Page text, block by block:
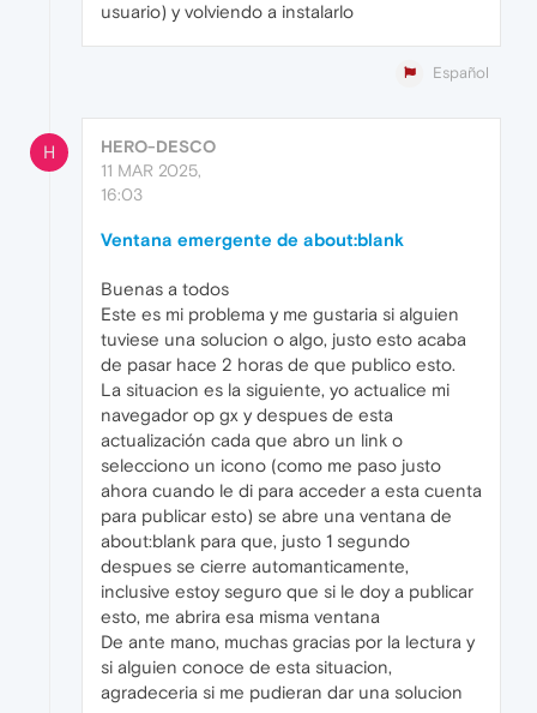
usuario) y volviendo a instalarlo
Español
H
HERO-DESCO
11 MAR 2025,
16:03
Ventana emergente de about:blank
Buenas a todos
Este es mi problema y me gustaria si alguien
tuviese una solucion o algo, justo esto acaba
de pasar hace 2 horas de que publico esto.
La situacion es la siguiente, yo actualice mi
navegador op gx y despues de esta
actualización cada que abro un link o
selecciono un icono (como me paso justo
ahora cuando le di para acceder a esta cuenta
para publicar esto) se abre una ventana de
about:blank para que, justo 1 segundo
despues se cierre automanticamente,
inclusive estoy seguro que si le doy a publicar
esto, me abrira esa misma ventana
De ante mano, muchas gracias por la lectura y
si alguien conoce de esta situacion,
agradeceria si me pudieran dar una solucion